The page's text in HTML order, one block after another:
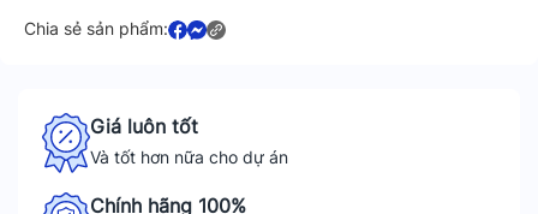
Chia sẻ sản phẩm:
Giá luôn tốt
Và tốt hơn nữa cho dự án
Chính hãng 100%